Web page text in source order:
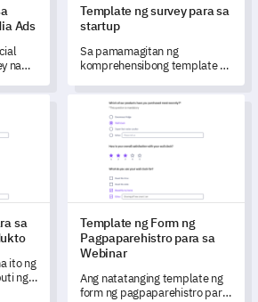
Ads
na
mga
ng
Template ng survey para sa
startup
Sa pamamagitan ng
komprehensibong template ng
makakakuha ka ng
mahahalagang pananaw sa
mga natatanging hamon,
layunin, at proseso ng
operasyon ng iyong negosyo.
sa Pagpapabuti ng Produkto
sa
ito ng
ng
Template ng Form ng
Template ng Form ng
Pagpaparehistro para sa
Webinar
Ang natatanging template ng
form ng pagpaparehistro para